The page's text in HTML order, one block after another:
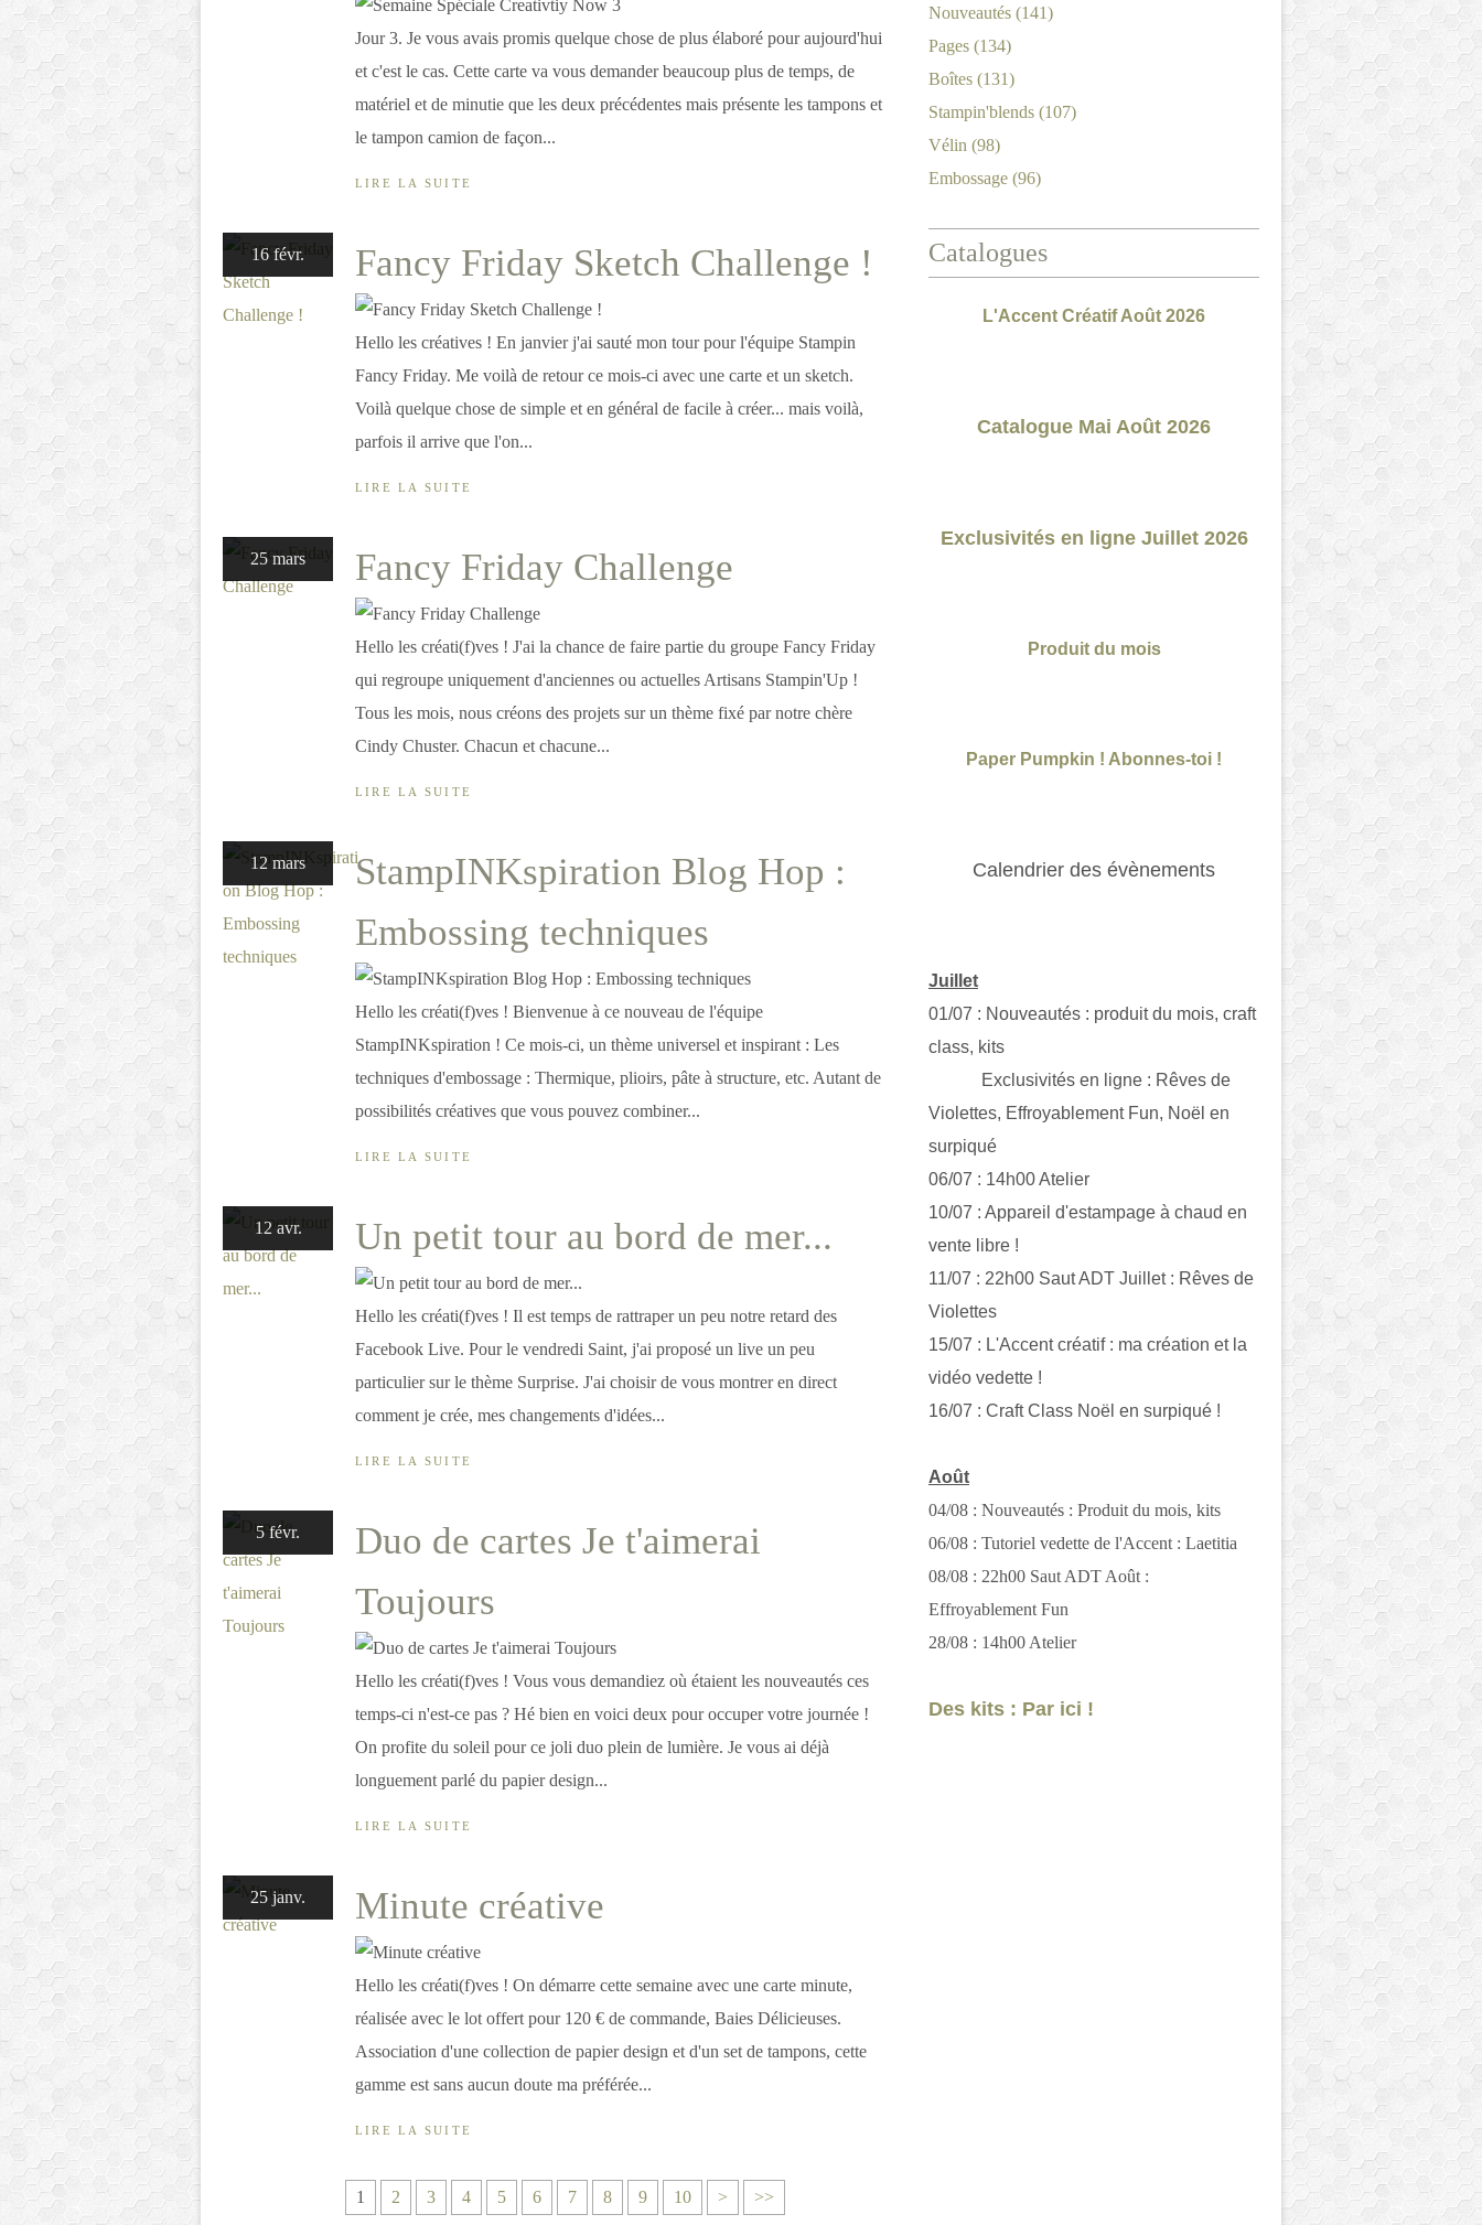
Jour 3. Je vous avais promis quelque chose de plus élaboré pour aujourd'hui
et c'est le cas. Cette carte va vous demander beaucoup plus de temps, de
matériel et de minutie que les deux précédentes mais présente les tampons et
le tampon camion de façon...
LIRE LA SUITE
16 févr. Fancy Friday Sketch Challenge !
Hello les créatives ! En janvier j'ai sauté mon tour pour l'équipe Stampin
Fancy Friday. Me voilà de retour ce mois-ci avec une carte et un sketch.
Voilà quelque chose de simple et en général de facile à créer... mais voilà,
parfois il arrive que l'on...
LIRE LA SUITE
25 mars Fancy Friday Challenge
Hello les créati(f)ves ! J'ai la chance de faire partie du groupe Fancy Friday
qui regroupe uniquement d'anciennes ou actuelles Artisans Stampin'Up !
Tous les mois, nous créons des projets sur un thème fixé par notre chère
Cindy Chuster. Chacun et chacune...
LIRE LA SUITE
12 mars
StampINKspiration Blog Hop :
Embossing techniques
Hello les créati(f)ves ! Bienvenue à ce nouveau de l'équipe
StampINKspiration ! Ce mois-ci, un thème universel et inspirant : Les
techniques d'embossage : Thermique, plioirs, pâte à structure, etc. Autant de
possibilités créatives que vous pouvez combiner...
LIRE LA SUITE
12 avr. Un petit tour au bord de mer...
Hello les créati(f)ves ! Il est temps de rattraper un peu notre retard des
Facebook Live. Pour le vendredi Saint, j'ai proposé un live un peu
particulier sur le thème Surprise. J'ai choisir de vous montrer en direct
comment je crée, mes changements d'idées...
LIRE LA SUITE
5 févr.
Duo de cartes Je t'aimerai
Toujours
Hello les créati(f)ves ! Vous vous demandiez où étaient les nouveautés ces
temps-ci n'est-ce pas ? Hé bien en voici deux pour occuper votre journée !
On profite du soleil pour ce joli duo plein de lumière. Je vous ai déjà
longuement parlé du papier design...
LIRE LA SUITE
25 janv. Minute créative
Hello les créati(f)ves ! On démarre cette semaine avec une carte minute,
réalisée avec le lot offert pour 120 € de commande, Baies Délicieuses.
Association d'une collection de papier design et d'un set de tampons, cette
gamme est sans aucun doute ma préférée...
LIRE LA SUITE
1 2 3 4 5 6 7 8 9 10 > >>
Nouveautés (141)
Pages (134)
Boîtes (131)
Stampin'blends (107)
Vélin (98)
Embossage (96)
Catalogues
L'Accent Créatif Août 2026
Catalogue Mai Août 2026
Exclusivités en ligne Juillet 2026
Produit du mois
Paper Pumpkin ! Abonnes-toi !
Calendrier des évènements
Juillet
01/07 : Nouveautés : produit du mois, craft
class, kits
Exclusivités en ligne : Rêves de
Violettes, Effroyablement Fun, Noël en
surpiqué
06/07 : 14h00 Atelier
10/07 : Appareil d'estampage à chaud en
vente libre !
11/07 : 22h00 Saut ADT Juillet : Rêves de
Violettes
15/07 : L'Accent créatif : ma création et la
vidéo vedette !
16/07 : Craft Class Noël en surpiqué !
Août
04/08 : Nouveautés : Produit du mois, kits
06/08 : Tutoriel vedette de l'Accent : Laetitia
08/08 : 22h00 Saut ADT Août :
Effroyablement Fun
28/08 : 14h00 Atelier
Des kits : Par ici !